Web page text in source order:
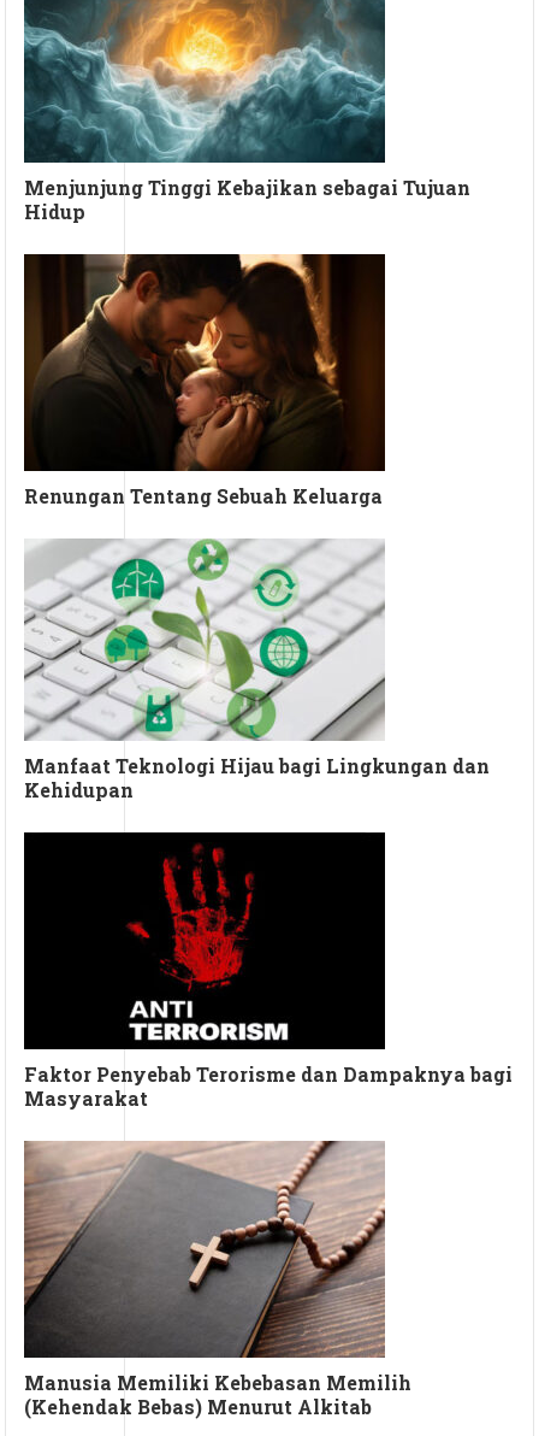
Menjunjung Tinggi Kebajikan sebagai Tujuan
Hidup
Renungan Tentang Sebuah Keluarga
Manfaat Teknologi Hijau bagi Lingkungan dan
Kehidupan
Faktor Penyebab Terorisme dan Dampaknya bagi
Masyarakat
Manusia Memiliki Kebebasan Memilih
(Kehendak Bebas) Menurut Alkitab